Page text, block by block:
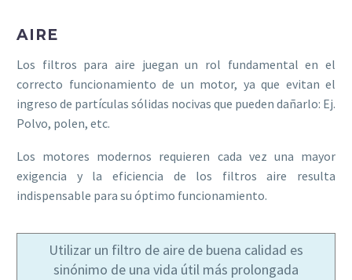
AIRE
Los filtros para aire juegan un rol fundamental en el
correcto funcionamiento de un motor, ya que evitan el
ingreso de partículas sólidas nocivas que pueden dañarlo: Ej.
Polvo, polen, etc.
Los motores modernos requieren cada vez una mayor
exigencia y la eficiencia de los filtros aire resulta
indispensable para su óptimo funcionamiento.
Utilizar un filtro de aire de buena calidad es
sinónimo de una vida útil más prolongada